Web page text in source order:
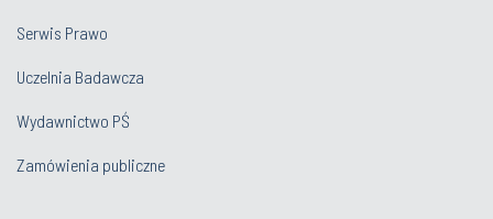
Serwis Prawo
Uczelnia Badawcza
Wydawnictwo PŚ
Zamówienia publiczne